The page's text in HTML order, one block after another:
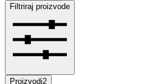
Filtriraj proizvode
Proizvodi2